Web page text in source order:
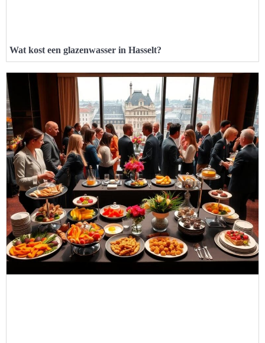
Wat kost een glazenwasser in Hasselt?